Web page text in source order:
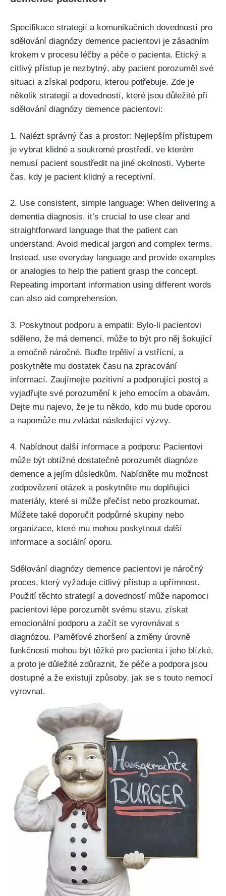
Specifikace strategií a komunikačních dovedností pro
sdělování diagnózy demence pacientovi je zásadním
krokem v procesu léčby a péče o pacienta. Etický a
citlivý přístup je nezbytný, aby pacient porozuměl své
situaci a získal podporu, kterou potřebuje. Zde je
několik strategií a dovedností, které jsou důležité při
sdělování diagnózy demence pacientovi:
1. Nalézt správný čas a prostor: Nejlepším přístupem
je vybrat klidné a soukromé prostředí, ve kterém
nemusí pacient soustředit na jiné okolnosti. Vyberte
čas, kdy je pacient klidný a receptivní.
2. Use consistent, simple language: When delivering a
dementia diagnosis, it’s crucial to use clear and
straightforward language that the patient can
understand. Avoid medical jargon and complex terms.
Instead, use everyday language and provide examples
or analogies to help the patient grasp the concept.
Repeating important information using different words
can also aid comprehension.
3. Poskytnout podporu a empatii: Bylo-li pacientovi
sděleno, že má demenci, může to být pro něj šokující
a emočně náročné. Buďte trpěliví a vstřícní, a
poskytněte mu dostatek času na zpracování
informací. Zaujímejte pozitivní a podporující postoj a
vyjadřujte své porozumění k jeho emocím a obavám.
Dejte mu najevo, že je tu někdo, kdo mu bude oporou
a napomůže mu zvládat následující výzvy.
4. Nabídnout další informace a podporu: Pacientovi
může být obtížné dostatečně porozumět diagnóze
demence a jejím důsledkům. Nabídněte mu možnost
zodpovězení otázek a poskytněte mu doplňující
materiály, které si může přečíst nebo prozkoumat.
Můžete také doporučit podpůrné skupiny nebo
organizace, které mu mohou poskytnout další
informace a sociální oporu.
Sdělování diagnózy demence pacientovi je náročný
proces, který vyžaduje citlivý přístup a upřímnost.
Použití těchto strategií a dovedností může napomoci
pacientovi lépe porozumět svému stavu, získat
emocionální podporu a začít se vyrovnávat s
diagnózou. Paměťové zhoršení a změny úrovně
funkčnosti mohou být těžké pro pacienta i jeho blízké,
a proto je důležité zdůraznit, že péče a podpora jsou
dostupné a že existují způsoby, jak se s touto nemocí
vyrovnat.